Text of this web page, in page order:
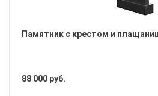
Памятник с крестом и
88 000 руб.